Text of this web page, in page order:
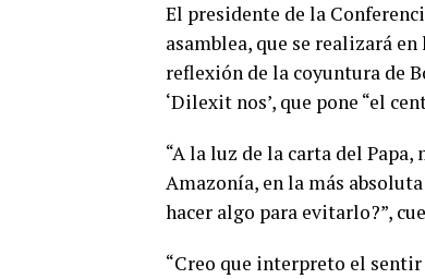
El presidente de la
asamblea, que se realizará
reflexión de la coyuntura de
‘Dilexit nos’, que pone “el
“A la luz de la carta del
Amazonía, en la más
hacer algo para evitarlo?”,
“Creo que interpreto el